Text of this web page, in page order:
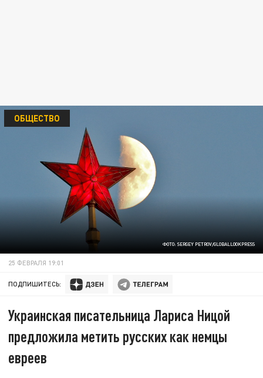
ФОТО: SERGEY PETROV/GLOBALLOOKPRESS
ОБЩЕСТВО
25 ФЕВРАЛЯ 19:01
ПОДПИШИТЕСЬ:
Украинская писательница Лариса Ницой
предложила метить русских как немцы
евреев